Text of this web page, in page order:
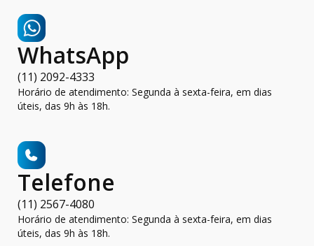
WhatsApp
(11) 2092-4333
Horário de atendimento: Segunda à sexta-feira, em dias
úteis, das 9h às 18h.
Telefone
(11) 2567-4080
Horário de atendimento: Segunda à sexta-feira, em dias
úteis, das 9h às 18h.